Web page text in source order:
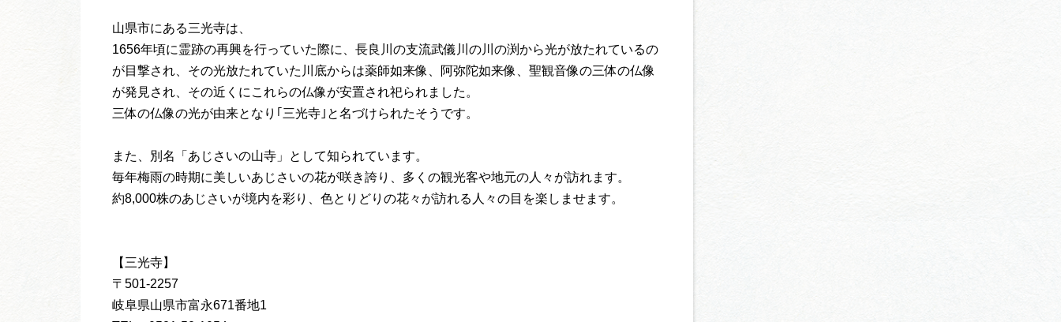
山県市にある三光寺は、
1656年頃に霊跡の再興を行っていた際に、長良川の支流武儀川の川の渕から光が放たれているの
が目撃され、その光放たれていた川底からは薬師如来像、阿弥陀如来像、聖観音像の三体の仏像
が発見され、その近くにこれらの仏像が安置され祀られました。
三体の仏像の光が由来となり｢三光寺｣と名づけられたそうです。
また、別名「あじさいの山寺」として知られています。
毎年梅雨の時期に美しいあじさいの花が咲き誇り、多くの観光客や地元の人々が訪れます。
約8,000株のあじさいが境内を彩り、色とりどりの花々が訪れる人々の目を楽しませます。
【三光寺】
〒501-2257
岐阜県山県市富永671番地1